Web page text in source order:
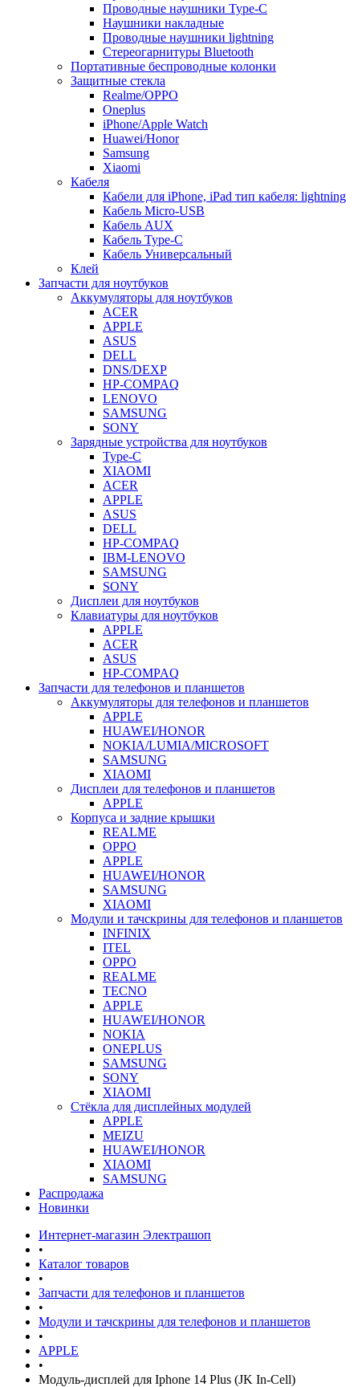
Проводные наушники Type-C
Наушники накладные
Проводные наушники lightning
Стереогарнитуры Bluetooth
Портативные беспроводные колонки
Защитные стекла
Realme/OPPO
Oneplus
iPhone/Apple Watch
Huawei/Honor
Samsung
Xiaomi
Кабеля
Кабели для iPhone, iPad тип кабеля: lightning
Кабель Micro-USB
Кабель AUX
Кабель Type-C
Кабель Универсальный
Клей
Запчасти для ноутбуков
Аккумуляторы для ноутбуков
ACER
APPLE
ASUS
DELL
DNS/DEXP
HP-COMPAQ
LENOVO
SAMSUNG
SONY
Зарядные устройства для ноутбуков
Type-C
XIAOMI
ACER
APPLE
ASUS
DELL
HP-COMPAQ
IBM-LENOVO
SAMSUNG
SONY
Дисплеи для ноутбуков
Клавиатуры для ноутбуков
APPLE
ACER
ASUS
HP-COMPAQ
Запчасти для телефонов и планшетов
Аккумуляторы для телефонов и планшетов
APPLE
HUAWEI/HONOR
NOKIA/LUMIA/MICROSOFT
SAMSUNG
XIAOMI
Дисплеи для телефонов и планшетов
APPLE
Корпуса и задние крышки
REALME
OPPO
APPLE
HUAWEI/HONOR
SAMSUNG
XIAOMI
Модули и тачскрины для телефонов и планшетов
INFINIX
ITEL
OPPO
REALME
TECNO
APPLE
HUAWEI/HONOR
NOKIA
ONEPLUS
SAMSUNG
SONY
XIAOMI
Стёкла для дисплейных модулей
APPLE
MEIZU
HUAWEI/HONOR
XIAOMI
SAMSUNG
Распродажа
Новинки
Интернет-магазин Электрашоп
•
Каталог товаров
•
Запчасти для телефонов и планшетов
•
Модули и тачскрины для телефонов и планшетов
•
APPLE
•
Модуль-дисплей для Iphone 14 Plus (JK In-Cell)